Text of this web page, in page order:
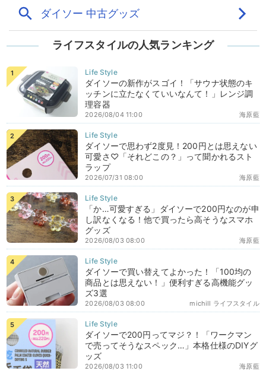
ライフスタイルの人気ランキング
ダイソーの新作がスゴイ！「サウナ状態のキ
ッチンに立たなくていいなんて！」レンジ調
理容器
海原藍
2026/08/04 11:00
ダイソーで思わず2度見！200円とは思えない
可愛さ♡「それどこの？」って聞かれるスト
ラップ
海原藍
2026/07/31 08:00
「か…可愛すぎる」ダイソーで200円なのが申
し訳なくなる！他で買ったら高そうなスマホ
グッズ
海原藍
2026/08/03 08:00
ダイソーで買い替えてよかった！「100均の
商品とは思えない！」便利すぎる高機能グッ
ズ3選
michill ライフスタイル
2026/08/03 08:00
ダイソーで200円ってマジ？！「ワークマン
で売ってそうなスペック…」本格仕様のDIYグ
ッズ
海原藍
2026/08/03 11:00